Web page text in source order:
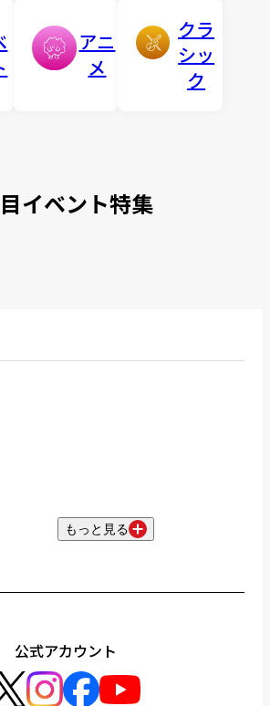
アニ
メ
クラ
シッ
ク
イベント特集
もっと見る
公式アカウント